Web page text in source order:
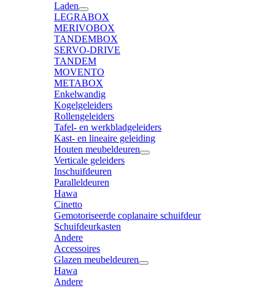
Laden
LEGRABOX
MERIVOBOX
TANDEMBOX
SERVO-DRIVE
TANDEM
MOVENTO
METABOX
Enkelwandig
Kogelgeleiders
Rollengeleiders
Tafel- en werkbladgeleiders
Kast- en lineaire geleiding
Houten meubeldeuren
Verticale geleiders
Inschuifdeuren
Paralleldeuren
Hawa
Cinetto
Gemotoriseerde coplanaire schuifdeur
Schuifdeurkasten
Andere
Accessoires
Glazen meubeldeuren
Hawa
Andere